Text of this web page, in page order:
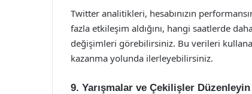
Twitter analitikleri, hesabınızın
fazla etkileşim aldığını, hangi saatlerde
değişimleri görebilirsiniz. Bu verileri
kazanma yolunda ilerleyebilirsiniz.
9. Yarışmalar ve Çekilişler Düzenleyin